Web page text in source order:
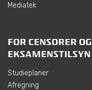
Mediatek
FOR CENSORER OG
EKSAMENSTILSYN
Studieplaner
Afregning